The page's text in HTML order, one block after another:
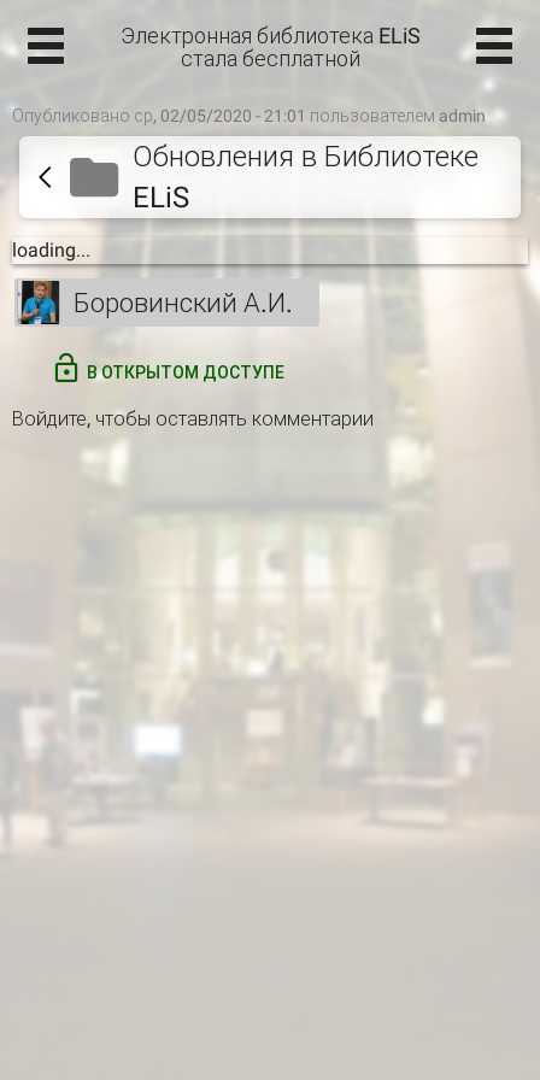
Электронная библиотека ELiS
стала бесплатной
Опубликовано ср, 02/05/2020 - 21:01 пользователем admin
Обновления в Библиотеке
ELiS
loading...
Боровинский А.И.
В ОТКРЫТОМ ДОСТУПЕ
Войдите, чтобы оставлять комментарии